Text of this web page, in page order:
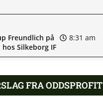
Freundlich på
Silkeborg IF
8:31 am
Caddy
FC
8:17 am
FRA ODDSPROFIT